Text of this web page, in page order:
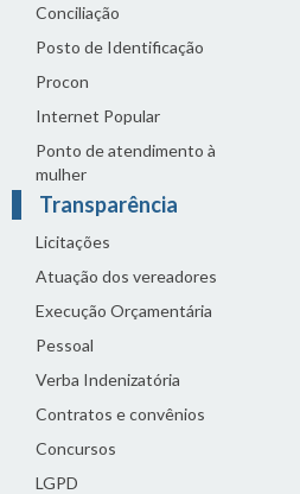
Conciliação
Posto de Identificação
Procon
Internet Popular
Ponto de atendimento à
mulher
Transparência
Licitações
Atuação dos vereadores
Execução Orçamentária
Pessoal
Verba Indenizatória
Contratos e convênios
Concursos
LGPD